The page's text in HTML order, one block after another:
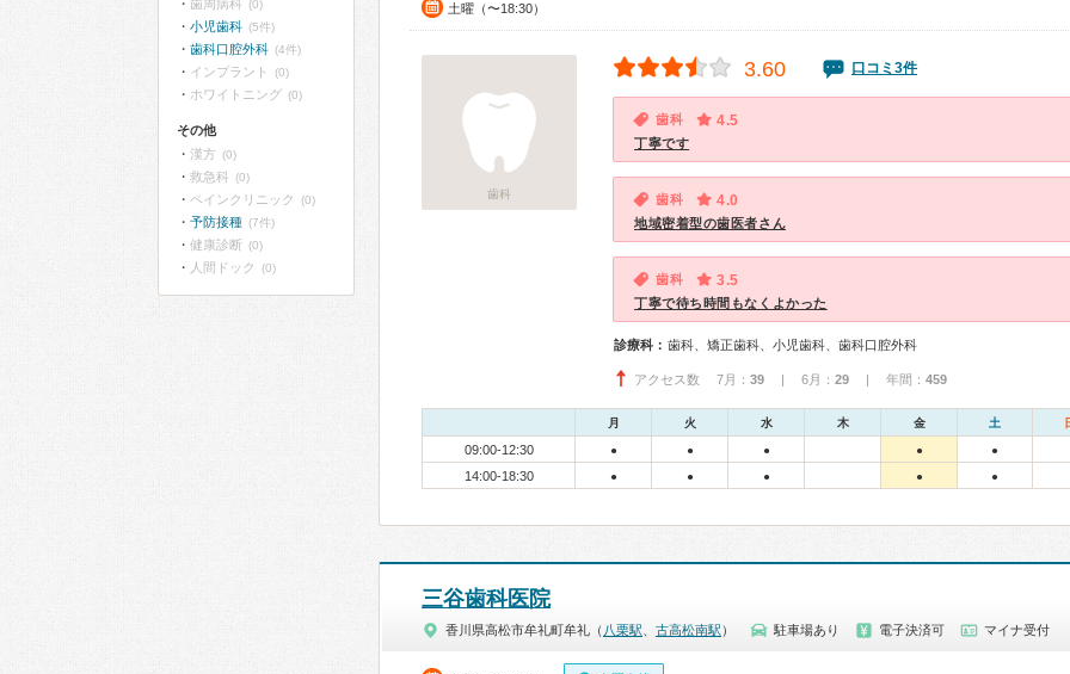
土曜（〜18:30）
歯科
3.60 口コミ3件
歯科 4.5
丁寧です
歯科 4.0
地域密着型の歯医者さん
歯科 3.5
丁寧で待ち時間もなくよかった
診療科： 歯科、矯正歯科、小児歯科、歯科口腔外科
アクセス数 7月： 39 | 6月： 29 | 年間： 459
月 火 水 木 金 土
09:00-12:30 ● ● ● ● ●
14:00-18:30 ● ● ● ● ●
三谷歯科医院
香川県高松市牟礼町牟礼（ 八栗駅 古高松南駅 ） 駐車場あり 電子決済可 マイナ受付
歯周病科 (0)
小児歯科 (5件)
歯科口腔外科 (4件)
インプラント (0)
ホワイトニング (0)
その他
漢方 (0)
救急科 (0)
ペインクリニック (0)
予防接種 (7件)
健康診断 (0)
人間ドック (0)